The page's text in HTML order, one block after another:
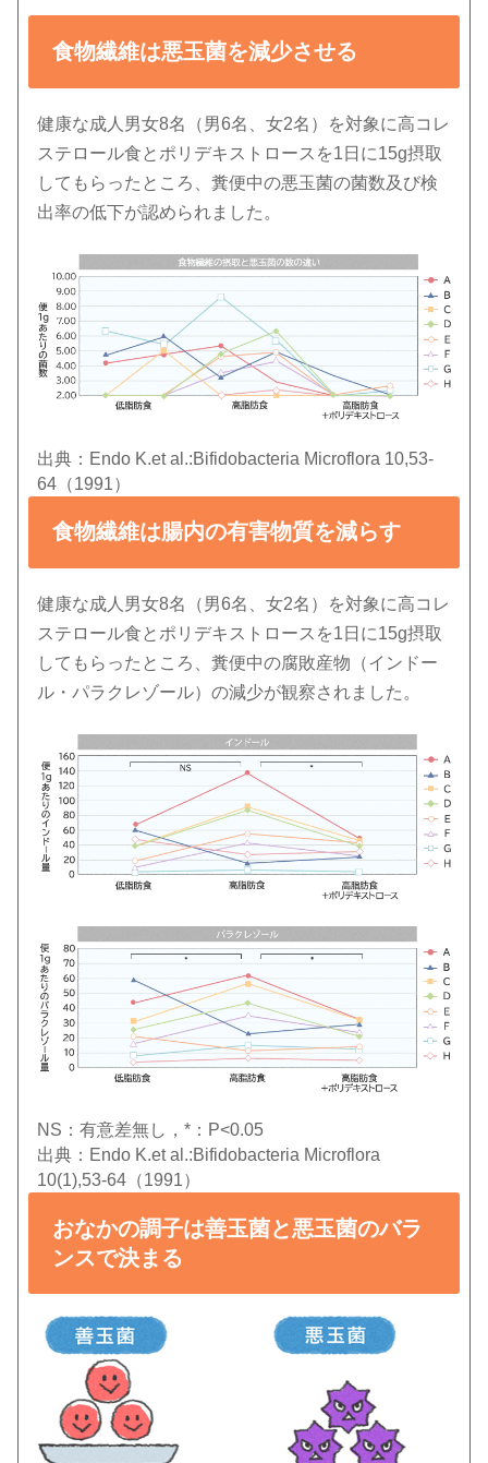
食物繊維は悪玉菌を減少させる
健康な成人男女8名（男6名、女2名）を対象に高コレ
ステロール食とポリデキストロースを1日に15g摂取
してもらったところ、糞便中の悪玉菌の菌数及び検
出率の低下が認められました。
出典：Endo K.et al.:Bifidobacteria Microflora 10,53-
64（1991）
食物繊維は腸内の有害物質を減らす
健康な成人男女8名（男6名、女2名）を対象に高コレ
ステロール食とポリデキストロースを1日に15g摂取
してもらったところ、糞便中の腐敗産物（インドー
ル・パラクレゾール）の減少が観察されました。
NS：有意差無し，*：P<0.05
出典：Endo K.et al.:Bifidobacteria Microflora
10(1),53-64（1991）
おなかの調子は善玉菌と悪玉菌のバラ
ンスで決まる